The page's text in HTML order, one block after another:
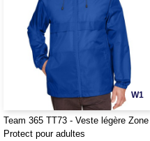
W1
Team 365 TT73 - Veste légère Zone
Protect pour adultes